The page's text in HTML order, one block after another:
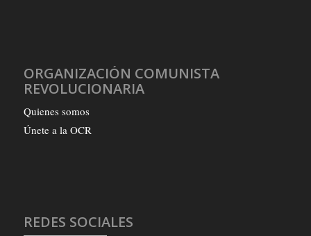
ORGANIZACIÓN COMUNISTA
REVOLUCIONARIA
Quienes somos
Únete a la OCR
REDES SOCIALES